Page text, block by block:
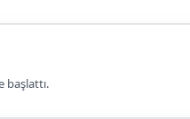
başlattı.